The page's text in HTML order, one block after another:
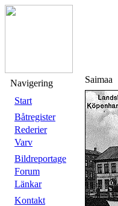
Navigering
Start
Båtregister
Rederier
Varv
Bildreportage
Forum
Länkar
Kontakt
Saimaa